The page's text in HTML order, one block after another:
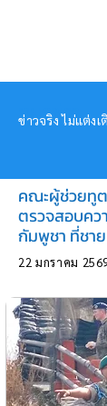
หมอข่าว
ข่าวจริง ไม่แต่ง
คณะผู้ช่วยทูต
ตรวจสอบคว
กัมพูชา ที่ชา
22 มกราคม